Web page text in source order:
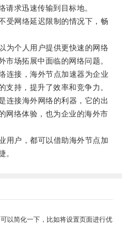
请求迅速传输到目标地。
网络延迟限制的情况下，畅
个人用户提供更快速的网络
市场拓展中面临的网络问题。
接，海外节点加速器为企业
支持，提升了效率和竞争力。
接海外网络的利器，它的出
网络体验，也为企业的海外市
户，都可以借助海外节点加
。
以简化一下，比如将设置页面进行优